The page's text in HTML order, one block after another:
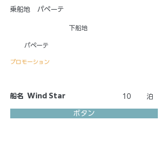
乗船地 パペーテ
下船地
パペーテ
プロモーション
船名 Wind Star 10 泊
ボタン